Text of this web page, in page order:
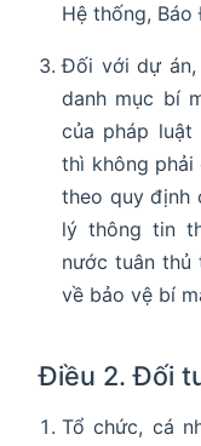
Hệ thống, Báo
Đối với dự
danh mục bí
của pháp
thì không
theo quy định
lý thông tin
nước tuân thủ
về bảo vệ bí
Điều 2. Đối
Tổ chức, cá